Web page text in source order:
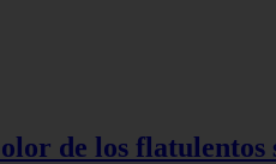
de los flatulentos